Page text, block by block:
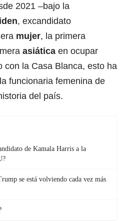
2021 –bajo la
, excandidato
mujer, la primera
asiática en ocupar
con la Casa Blanca, esto ha
funcionaria femenina de
del país.
de Kamala Harris a la
se está volviendo cada vez más